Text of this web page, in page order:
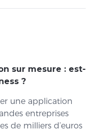
sur mesure : est-
?
une application
entreprises
de milliers d’euros